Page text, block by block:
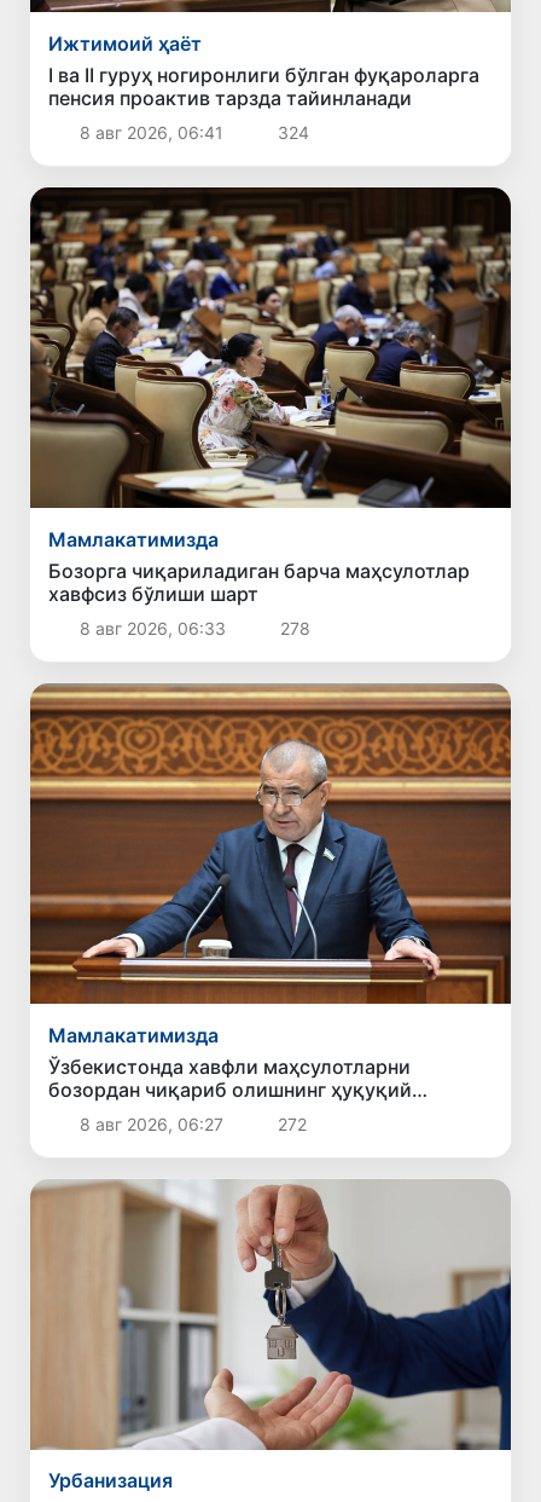
Ижтимоий ҳаёт
I ва II гуруҳ ногиронлиги бўлган фуқароларга
пенсия проактив тарзда тайинланади
8 авг 2026, 06:41 324
Мамлакатимизда
Бозорга чиқариладиган барча маҳсулотлар
хавфсиз бўлиши шарт
8 авг 2026, 06:33 278
Мамлакатимизда
Ўзбекистонда хавфли маҳсулотларни
бозордан чиқариб олишнинг ҳуқуқий
механизми белгиланади
8 авг 2026, 06:27 272
Урбанизация